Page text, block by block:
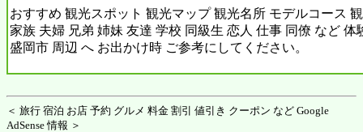
おすすめ 観光スポット 観光マップ 観光名所 モデルコース
家族 夫婦 兄弟 姉妹 友達 学校 同級生 恋人 仕事 同僚 など 体
盛岡市 周辺 へ お出かけ時 ご参考にしてください。
＜ 旅行 宿泊 お店 予約 グルメ 料金 割引 値引き クーポン など Google
AdSense 情報 ＞